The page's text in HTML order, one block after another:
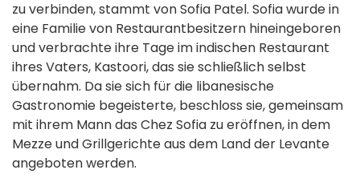
zu verbinden, stammt von Sofia Patel. Sofia wurde in
eine Familie von Restaurantbesitzern hineingeboren
und verbrachte ihre Tage im indischen Restaurant
ihres Vaters, Kastoori, das sie schließlich selbst
übernahm. Da sie sich für die libanesische
Gastronomie begeisterte, beschloss sie, gemeinsam
mit ihrem Mann das Chez Sofia zu eröffnen, in dem
Mezze und Grillgerichte aus dem Land der Levante
angeboten werden.